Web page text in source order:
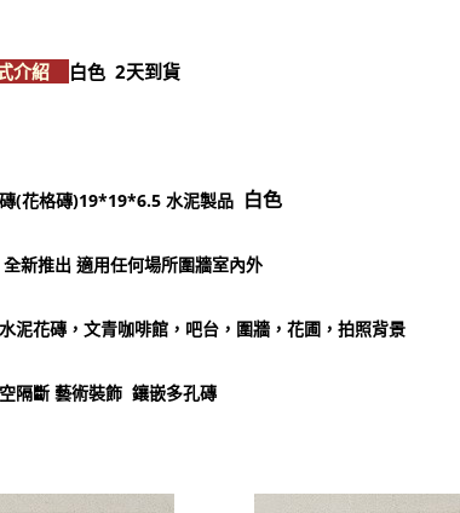
介紹 白色 2天到貨
(花格磚)19*19*6.5 水泥製品 白色
新推出 適用任何場所圍牆室內外
泥花磚，文青咖啡館，吧台，圍牆，花圃，拍照背景
隔斷 藝術裝飾 鑲嵌多孔磚